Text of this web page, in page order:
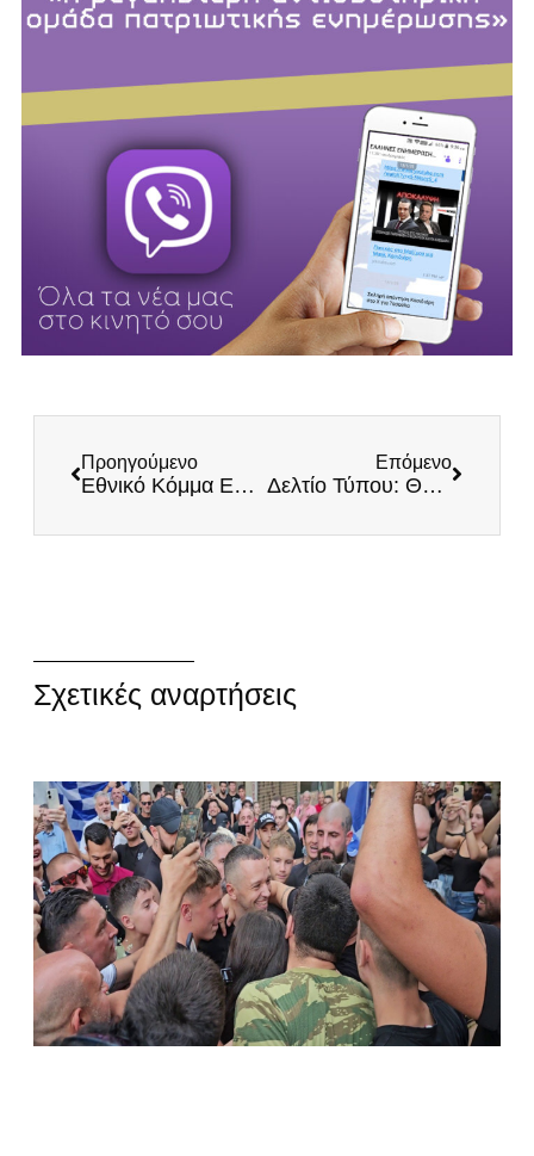
Προηγούμενο
Εθνικό Κόμμα ΕΛΛΗΝΕΣ για να επιστρέψουμε στις ιερές μας παραδόσεις!
Επόμενο
Δελτίο Τύπου: Θλιβερή αντιπολίτευση του ΣΥΡΙΖΑ – Εκτός τόπου ο Μητσοτάκης
Σχετικές αναρτήσεις